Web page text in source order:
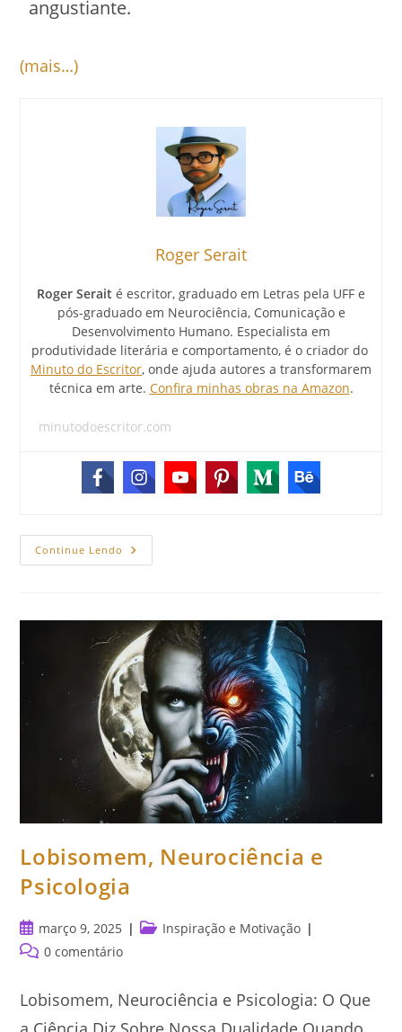
angustiante.
(mais…)
Roger Serait
Roger Serait é escritor, graduado em Letras pela UFF e
pós-graduado em Neurociência, Comunicação e
Desenvolvimento Humano. Especialista em
produtividade literária e comportamento, é o criador do
Minuto do Escritor, onde ajuda autores a transformarem
técnica em arte. Confira minhas obras na Amazon.
minutodoescritor.com
Continue Lendo
Lobisomem, Neurociência e
Psicologia
março 9, 2025
Inspiração e Motivação
0 comentário
Lobisomem, Neurociência e Psicologia: O Que